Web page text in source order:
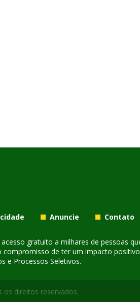
Anuncie Contato
gratuito a milhares de pessoas
de ter um impacto
e Processos Seletivos.
os direitos reservados.